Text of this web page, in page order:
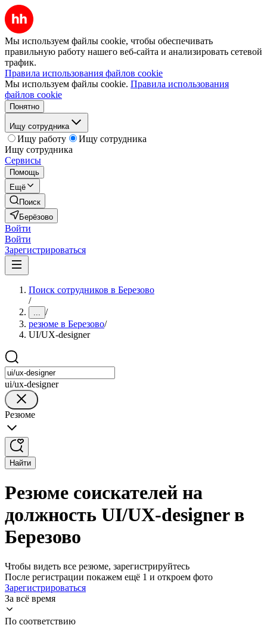
Мы используем файлы cookie, чтобы обеспечивать
правильную работу нашего веб-сайта и анализировать сетевой
трафик.
Правила использования файлов cookie
Мы используем файлы cookie. Правила использования
файлов cookie
Понятно
Ищу сотрудника
Ищу работу
Ищу сотрудника
Ищу сотрудника
Сервисы
Помощь
Ещё
Поиск
Берёзово
Войти
Войти
Зарегистрироваться
Поиск сотрудников в Березово
/
... /
резюме в Березово/
UI/UX-designer
ui/ux-designer
Резюме
Найти
Резюме соискателей на
должность UI/UX-designer в
Березово
Чтобы видеть все резюме, зарегистрируйтесь
После регистрации покажем ещё 1 и откроем фото
Зарегистрироваться
За всё время
По соответствию